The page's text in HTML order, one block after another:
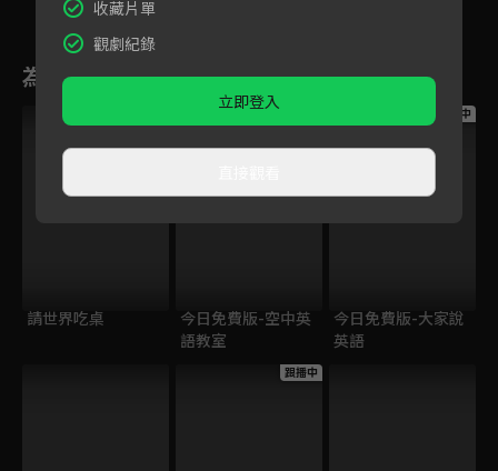
為您推薦
請世界吃桌
今日免費版-空中英
語教室
跟播中
今日免費版-大家說
英語
跟播中
收藏片單
觀劇紀錄
立即登入